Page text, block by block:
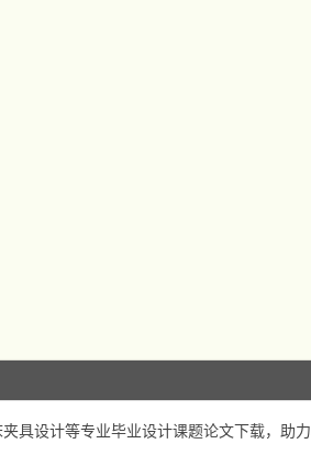
具设计等专业毕业设计课题论文下载，助力